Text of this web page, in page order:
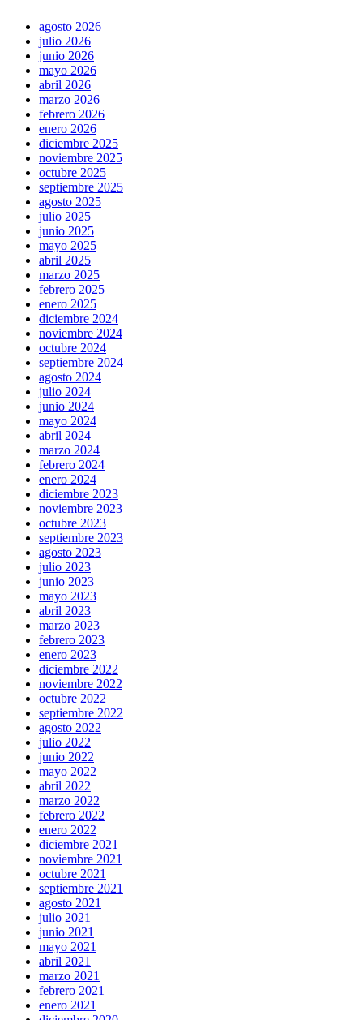
agosto 2026
julio 2026
junio 2026
mayo 2026
abril 2026
marzo 2026
febrero 2026
enero 2026
diciembre 2025
noviembre 2025
octubre 2025
septiembre 2025
agosto 2025
julio 2025
junio 2025
mayo 2025
abril 2025
marzo 2025
febrero 2025
enero 2025
diciembre 2024
noviembre 2024
octubre 2024
septiembre 2024
agosto 2024
julio 2024
junio 2024
mayo 2024
abril 2024
marzo 2024
febrero 2024
enero 2024
diciembre 2023
noviembre 2023
octubre 2023
septiembre 2023
agosto 2023
julio 2023
junio 2023
mayo 2023
abril 2023
marzo 2023
febrero 2023
enero 2023
diciembre 2022
noviembre 2022
octubre 2022
septiembre 2022
agosto 2022
julio 2022
junio 2022
mayo 2022
abril 2022
marzo 2022
febrero 2022
enero 2022
diciembre 2021
noviembre 2021
octubre 2021
septiembre 2021
agosto 2021
julio 2021
junio 2021
mayo 2021
abril 2021
marzo 2021
febrero 2021
enero 2021